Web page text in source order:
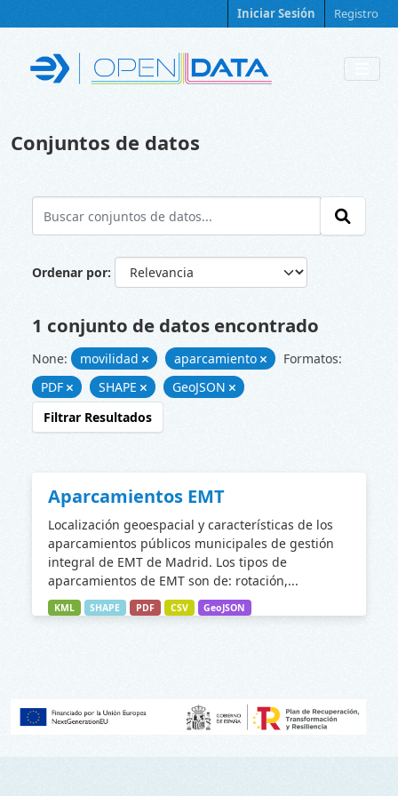
Iniciar Sesión Registro
Conjuntos de datos
Ordenar por
1 conjunto de datos encontrado
None: movilidad aparcamiento
Formatos:
PDF
SHAPE
GeoJSON
Filtrar Resultados
Aparcamientos EMT
Localización geoespacial y características de los
aparcamientos públicos municipales de gestión
integral de EMT de Madrid. Los tipos de
aparcamientos de EMT son de: rotación,...
KML SHAPE PDF CSV GeoJSON